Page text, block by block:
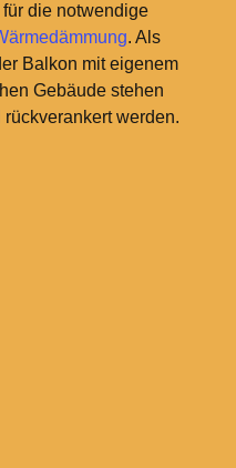
die notwendige
. Als
Balkon mit eigenem
Gebäude stehen
rückverankert werden.